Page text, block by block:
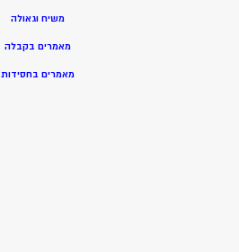
משיח וגאולה
מאמרים בקבלה
מאמרים בחסידות